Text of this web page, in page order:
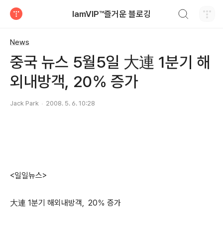
IamVIP™즐거운 블로깅
News
중국 뉴스 5월5일 大連 1분기 해
외내방객, 20％ 증가
Jack Park 2008. 5. 6. 10:28
<일일뉴스>
大連 1분기 해외내방객, 20％ 증가